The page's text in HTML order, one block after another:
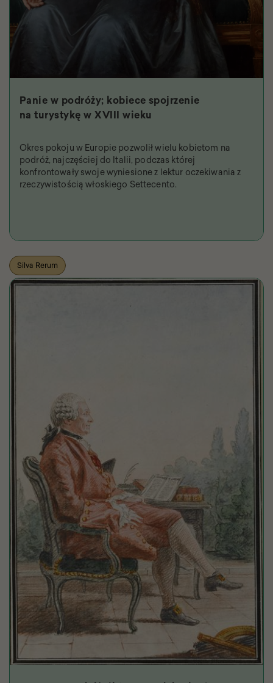
Panie w podróży; kobiece spojrzenie
na turystykę w XVIII wieku
Okres pokoju w Europie pozwolił wielu kobietom na
podróż, najczęściej do Italii, podczas której
konfrontowały swoje wyniesione z lektur oczekiwania z
rzeczywistością włoskiego Settecento.
Silva Rerum